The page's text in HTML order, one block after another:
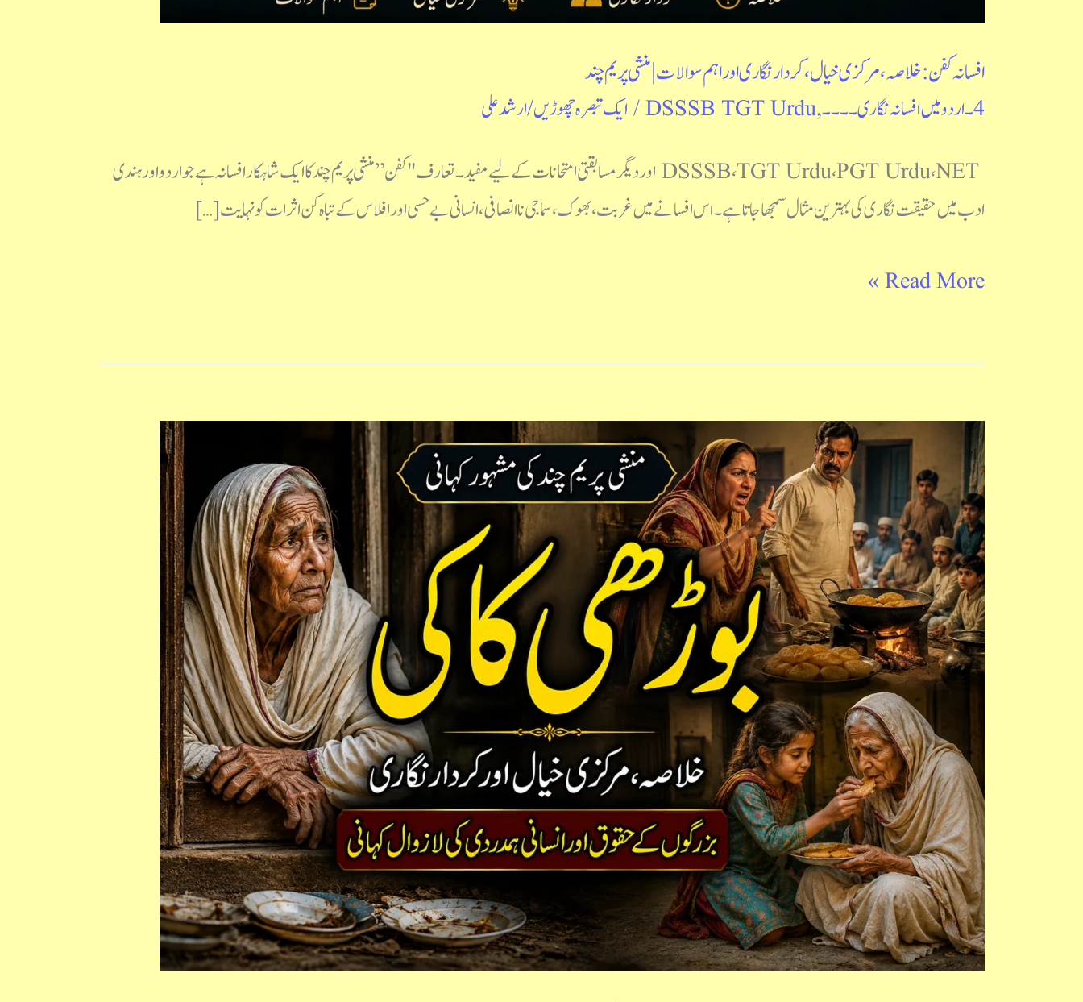
افسانہ کفن: خلاصہ، مرکزی خیال، کردار نگاری اور اہم سوالات | منشی پریم چند
4۔ اردو میں افسانہ نگاری ۔۔۔۔ ,
DSSSB TGT Urdu
/ایک تبصرہ چھوڑیں/ارشد علی
DSSSB، TGT Urdu، PGT Urdu، NET اور دیگر مسابقتی امتحانات کے لیے مفید۔ تعارف "کفن” منشی پریم چند کا ایک شاہکار افسانہ ہے جو اردو اور ہندی
ادب میں حقیقت نگاری کی بہترین مثال سمجھا جاتا ہے۔ اس افسانے میں غربت، بھوک، سماجی ناانصافی، انسانی بے حسی اور افلاس کے تباہ کن اثرات کو نہایت […]
Read More »
کہانی
بوڑھی
کاکی:
خلاصہ،
مرکزی
خیال،
کردار
اہم
سوالات
|
منشی
پریم
چند